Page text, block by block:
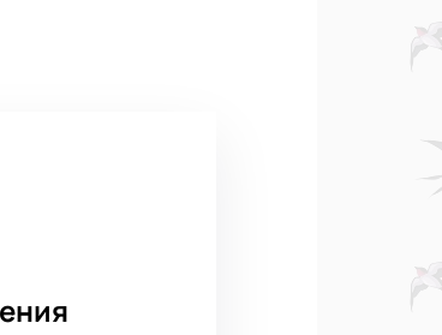
уже сейчас и